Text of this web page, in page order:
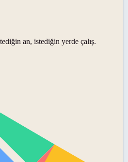
an, istediğin yerde çalış.